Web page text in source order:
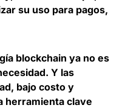
su uso para pagos,
blockchain ya no es
. Y las
bajo costo y
herramienta clave